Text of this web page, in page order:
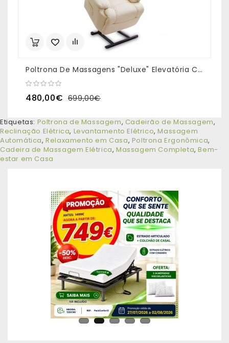
Poltrona De Massagens "Deluxe" Elevatória Cor Bege
480,00€ 699,00€
Etiquetas: Poltrona de Massagem, Cadeirão de Massagem,
Reclinação Elétrica, Levantamento Elétrico,Massagem
Automática,Relaxamento em Casa, Poltrona Ergonômica,
Cadeira de Massagem Elétrica,Massagem Completa,Bem-
estar em Casa